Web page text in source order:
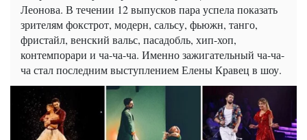
Леонова. В течении 12 выпусков пара успела показать
зрителям фокстрот, модерн, сальсу, фьюжн, танго,
фристайл, венский вальс, пасадобль, хип-хоп,
контемпорари и ча-ча-ча. Именно зажигательный ча-ча-
ча стал последним выступлением Елены Кравец в шоу.